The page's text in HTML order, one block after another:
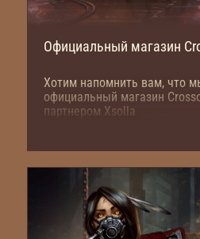
Официальный магазин
Хотим напомнить вам, что
официальный магазин
партнером Xsolla